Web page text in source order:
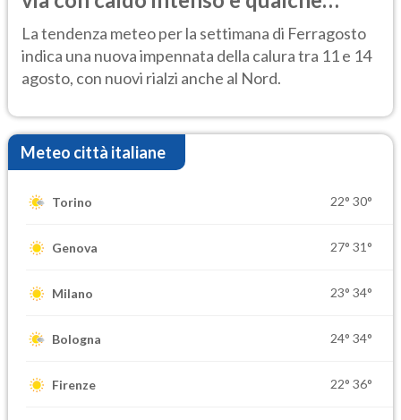
temporale
La tendenza meteo per la settimana di Ferragosto
indica una nuova impennata della calura tra 11 e 14
agosto, con nuovi rialzi anche al Nord.
Meteo città italiane
Torino 22° 30°
Genova 27° 31°
Milano 23° 34°
Bologna 24° 34°
Firenze 22° 36°